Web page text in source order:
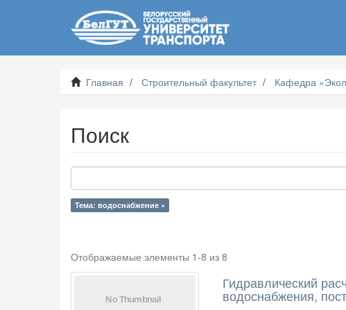
Главная Строительный факультет Кафедра
Поиск
Тема: водоснабжение ×
Отображаемые элементы 1-8 из 8
Гидравлический
водоснабжения,